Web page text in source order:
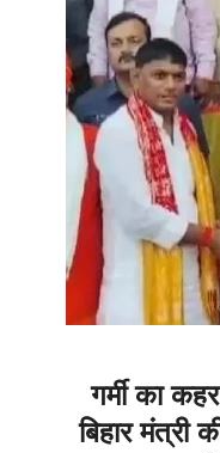
गर्मी का
बिहार मंत्री